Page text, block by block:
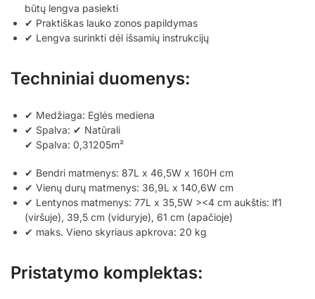
būtų lengva pasiekti
✔ Praktiškas lauko zonos papildymas
✔ Lengva surinkti dėl išsamių instrukcijų
Techniniai duomenys:
✔ Medžiaga: Eglės mediena
✔ Spalva: ✔ Natūrali
✔ Spalva: 0,31205m²
✔ Bendri matmenys: 87L x 46,5W x 160H cm
✔ Vienų durų matmenys: 36,9L x 140,6W cm
✔ Lentynos matmenys: 77L x 35,5W ><4 cm aukštis: lf1
(viršuje), 39,5 cm (viduryje), 61 cm (apačioje)
✔ maks. Vieno skyriaus apkrova: 20 kg
Pristatymo komplektas: